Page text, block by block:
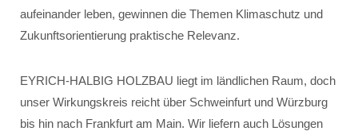
aufeinander leben, gewinnen die Themen Klimaschutz und
Zukunftsorientierung praktische Relevanz.
EYRICH-HALBIG HOLZBAU liegt im ländlichen Raum, doch
unser Wirkungskreis reicht über Schweinfurt und Würzburg
bis hin nach Frankfurt am Main. Wir liefern auch Lösungen